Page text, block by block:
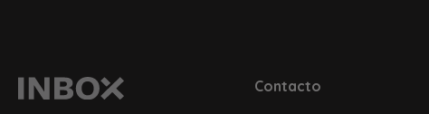
Contacto